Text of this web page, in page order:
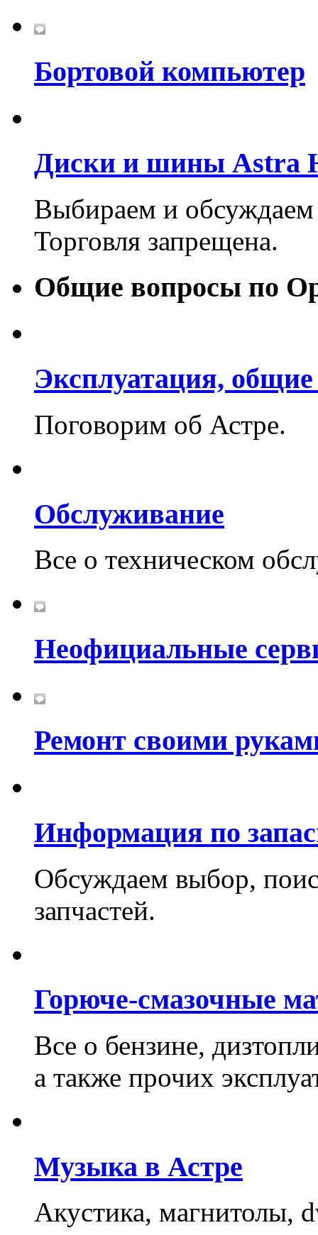
Бортовой компьютер
Диски и шины Astra
Выбираем и
Торговля запрещена.
Общие вопросы по
Эксплуатация,
Поговорим об Астре.
Обслуживание
Все о техническом
Неофициальные
Ремонт своими
Информация по
Обсуждаем выбор,
запчастей.
Горюче-смазочные
Все о бензине,
а также прочих
Музыка в Астре
Акустика, магнитолы,